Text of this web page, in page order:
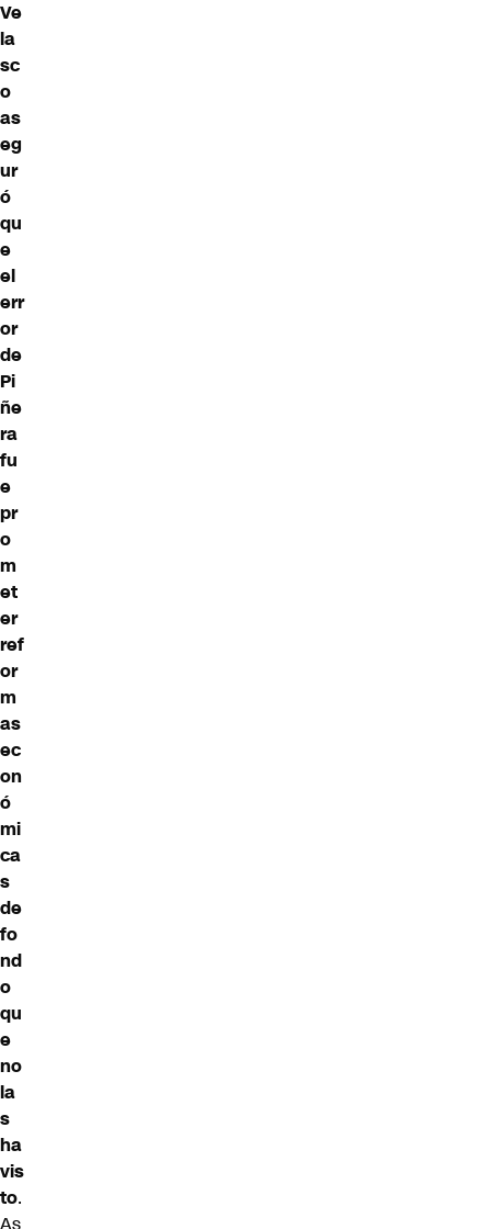
Ve
la
sc
o
as
eg
ur
ó
qu
e
el
err
or
de
Pi
ñe
ra
fu
e
pr
o
m
et
er
ref
or
m
as
ec
on
ó
mi
ca
s
de
fo
nd
o
qu
e
no
la
s
ha
vis
to.
As